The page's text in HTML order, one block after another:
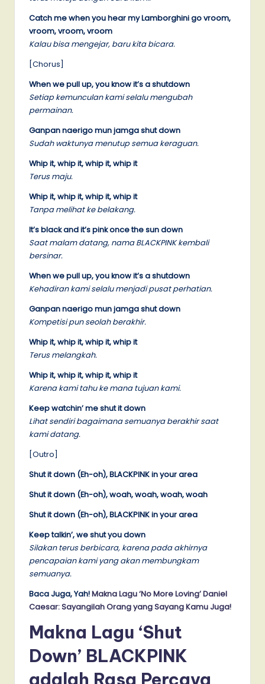
Catch me when you hear my Lamborghini go vroom,
vroom, vroom, vroom
Kalau bisa mengejar, baru kita bicara.
[Chorus]
When we pull up, you know it’s a shutdown
Setiap kemunculan kami selalu mengubah
permainan.
Ganpan naerigo mun jamga shut down
Sudah waktunya menutup semua keraguan.
Whip it, whip it, whip it, whip it
Terus maju.
Whip it, whip it, whip it, whip it
Tanpa melihat ke belakang.
It’s black and it’s pink once the sun down
Saat malam datang, nama BLACKPINK kembali
bersinar.
When we pull up, you know it’s a shutdown
Kehadiran kami selalu menjadi pusat perhatian.
Ganpan naerigo mun jamga shut down
Kompetisi pun seolah berakhir.
Whip it, whip it, whip it, whip it
Terus melangkah.
Whip it, whip it, whip it, whip it
Karena kami tahu ke mana tujuan kami.
Keep watchin’ me shut it down
Lihat sendiri bagaimana semuanya berakhir saat
kami datang.
[Outro]
Shut it down (Eh-oh), BLACKPINK in your area
Shut it down (Eh-oh), woah, woah, woah, woah
Shut it down (Eh-oh), BLACKPINK in your area
Keep talkin’, we shut you down
Silakan terus berbicara, karena pada akhirnya
pencapaian kami yang akan membungkam
semuanya.
Baca Juga, Yah!Makna Lagu ‘No More Loving’ Daniel
Caesar: Sayangilah Orang yang Sayang Kamu Juga!
Makna Lagu ‘Shut
Down’ BLACKPINK
adalah Rasa Percaya